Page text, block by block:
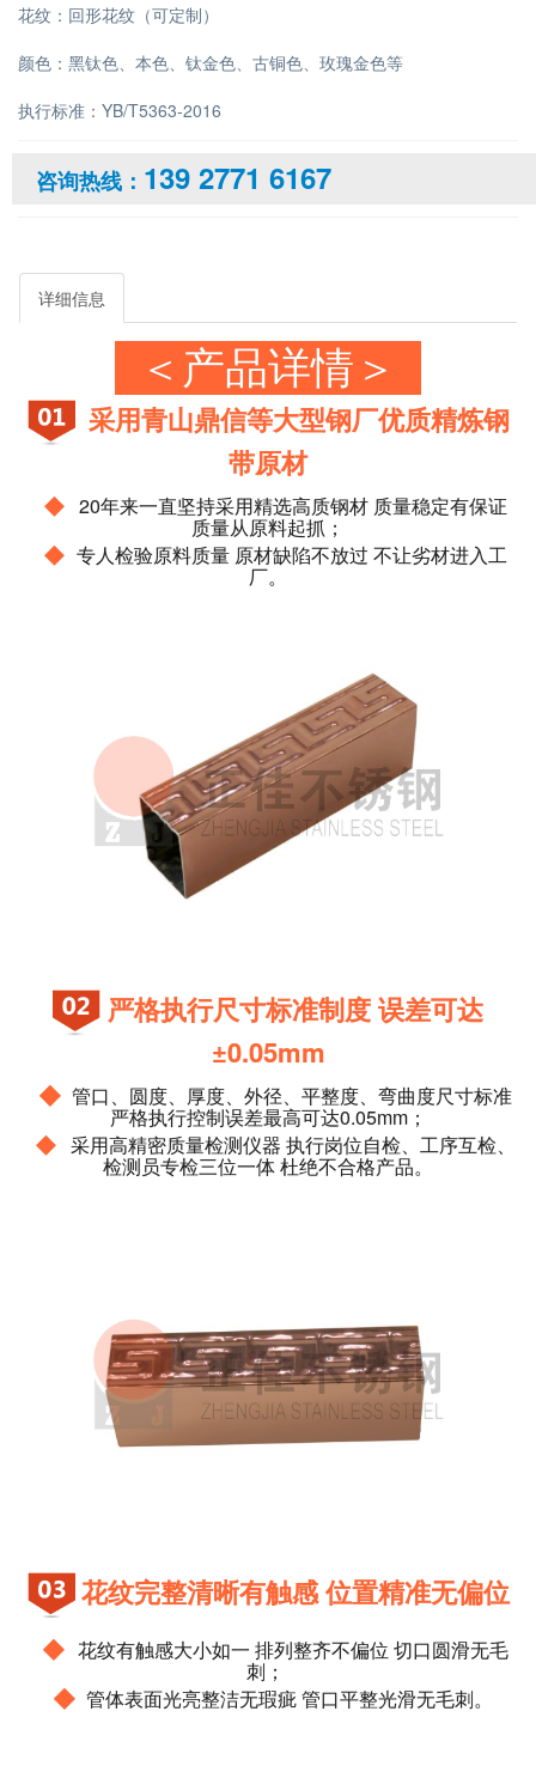
花纹：回形花纹（可定制）
颜色：黑钛色、本色、钛金色、古铜色、玫瑰金色等
执行标准：YB/T5363-2016
咨询热线： 139 2771 6167
详细信息
＜产品详情＞
采用青山鼎信等大型钢厂优质精炼钢
带原材
◆ 20年来一直坚持采用精选高质钢材 质量稳定有保证
质量从原料起抓；
◆ 专人检验原料质量 原材缺陷不放过 不让劣材进入工
厂。
严格执行尺寸标准制度 误差可达
±0.05mm
◆ 管口、圆度、厚度、外径、平整度、弯曲度尺寸标准
严格执行控制误差最高可达0.05mm；
◆ 采用高精密质量检测仪器 执行岗位自检、工序互检、
检测员专检三位一体 杜绝不合格产品。
花纹完整清晰有触感 位置精准无偏位
◆ 花纹有触感大小如一 排列整齐不偏位 切口圆滑无毛
刺；
◆ 管体表面光亮整洁无瑕疵 管口平整光滑无毛刺。